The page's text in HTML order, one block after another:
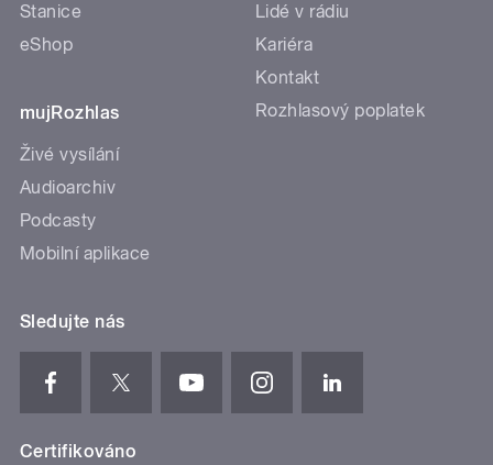
Stanice
eShop
mujRozhlas
Živé vysílání
Audioarchiv
Podcasty
Mobilní aplikace
Lidé v rádiu
Kariéra
Kontakt
Rozhlasový poplatek
Sledujte nás
Certifikováno